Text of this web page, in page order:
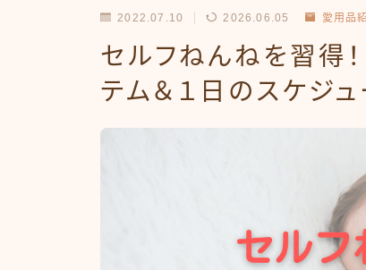
2022.07.10 2026.06.05 愛用品
セルフねんねを習得
テム＆１日のスケジ